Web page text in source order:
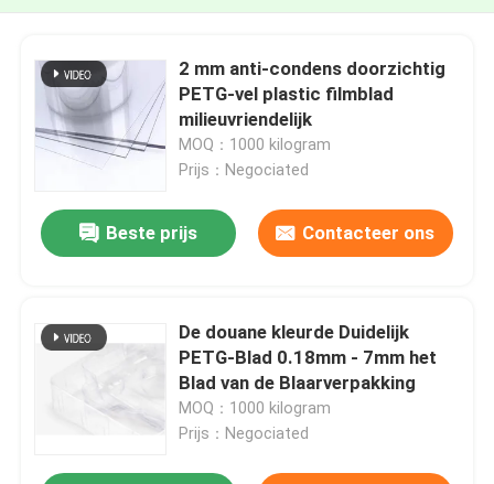
2 mm anti-condens doorzichtig
PETG-vel plastic filmblad
milieuvriendelijk
MOQ：1000 kilogram
Prijs：Negociated
Beste prijs Contacteer ons
De douane kleurde Duidelijk
PETG-Blad 0.18mm - 7mm het
Blad van de Blaarverpakking
MOQ：1000 kilogram
Prijs：Negociated